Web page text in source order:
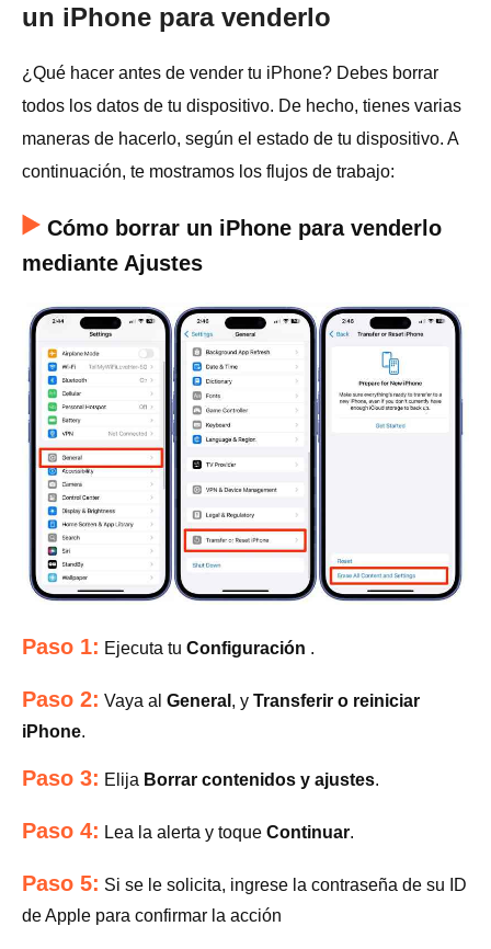
un iPhone para venderlo
¿Qué hacer antes de vender tu iPhone? Debes borrar
todos los datos de tu dispositivo. De hecho, tienes varias
maneras de hacerlo, según el estado de tu dispositivo. A
continuación, te mostramos los flujos de trabajo:
Cómo borrar un iPhone para venderlo
mediante Ajustes
Paso 1: Ejecuta tu Configuración .
Paso 2: Vaya al General , y Transferir o reiniciar
iPhone.
Paso 3: Elija Borrar contenidos y ajustes.
Paso 4: Lea la alerta y toque Continuar.
Paso 5: Si se le solicita, ingrese la contraseña de su ID
de Apple para confirmar la acción